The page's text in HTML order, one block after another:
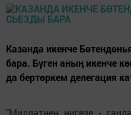
Казанда икенче
бара. Бүген аның икенче
да бертөркем делегация
"Милләтнең нигезе -